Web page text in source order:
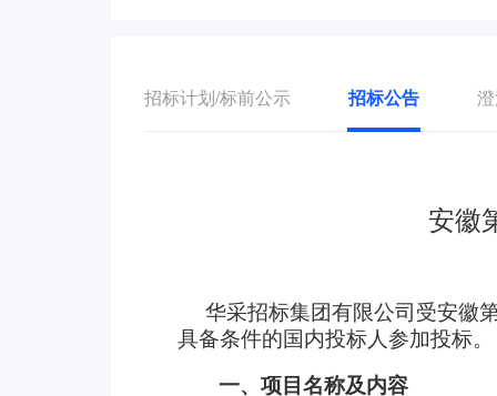
招标计划/标前公示 招标公告
安徽
华采招标集团有限公司受安徽
具备条件的国内投标人参加投标。
一、项目名称及内容